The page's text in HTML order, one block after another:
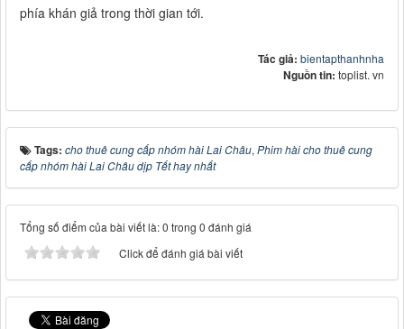
phía khán giả trong thời gian tới.
Tác giả: bientapthanhnha
Nguồn tin: toplist. vn
Tags: cho thuê cung cấp nhóm hài Lai Châu, Phim hài cho thuê cung
cấp nhóm hài Lai Châu dịp Tết hay nhất
Tổng số điểm của bài viết là: 0 trong 0 đánh giá
Click để đánh giá bài viết